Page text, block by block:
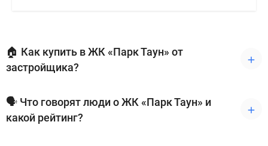
🏠 Как купить в ЖК «Парк Таун» от
застройщика?
🗣 Что говорят люди о ЖК «Парк Таун» и
какой рейтинг?